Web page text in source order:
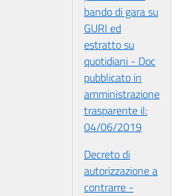
bando di gara su
GURI ed
estratto su
quotidiani - Doc
pubblicato in
amministrazione
trasparente il:
04/06/2019
Decreto di
autorizzazione a
contrarre -